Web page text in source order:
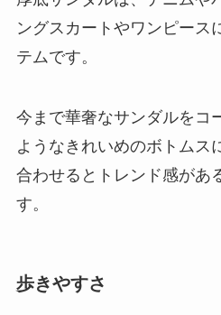
ングスカートやワンピース
テムです。
今まで華奢なサンダルをコ
ようなきれいめのボトムス
合わせるとトレンド感があ
す。
歩きやすさ